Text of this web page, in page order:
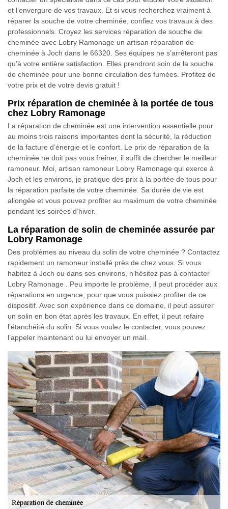
et l’envergure de vos travaux. Et si vous recherchez vraiment à
réparer la souche de votre cheminée, confiez vos travaux à des
professionnels. Croyez les services réparation de souche de
cheminée avec Lobry Ramonage un artisan réparation de
cheminée à Joch dans le 66320. Ses équipes ne s’arrêteront pas
qu’à votre entière satisfaction. Elles prendront soin de la souche
de cheminée pour une bonne circulation des fumées. Profitez de
votre prix et de votre devis gratuit !
Prix réparation de cheminée à la portée de tous
chez Lobry Ramonage
La réparation de cheminée est une intervention essentielle pour
au moins trois raisons importantes dont la sécurité, la réduction
de la facture d’énergie et le confort. Le prix de réparation de la
cheminée ne doit pas vous freiner, il suffit de chercher le meilleur
ramoneur. Moi, artisan ramoneur Lobry Ramonage qui exerce à
Joch et les environs, je pratique des prix à la portée de tous pour
la réparation parfaite de votre cheminée. Sa durée de vie est
allongée et vous pouvez profiter au maximum de votre cheminée
pendant les soirées d’hiver.
La réparation de solin de cheminée assurée par
Lobry Ramonage
Des problèmes au niveau du solin de votre cheminée ? Contactez
rapidement un ramoneur installé près de chez vous. Si vous
habitez à Joch ou dans ses environs, n’hésitez pas à contacter
Lobry Ramonage . Peu importe le problème, il peut procéder aux
réparations en urgence, pour que vous puissiez profiter de ce
dispositif. Avec son expérience dans ce domaine, il peut assurer
un solin en bon état après les travaux. En effet, il peut refaire
l’étanchéité du solin. Si vous voulez le contacter, vous pouvez
l’appeler maintenant ou lui envoyer un mail.